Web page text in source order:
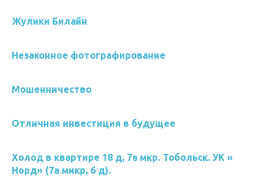
Жулики Билайн
Незаконное фотографирование
Мошенничество
Отличная инвестиция в будущее
Холод в квартире 18 д, 7а мкр. Тобольск. УК »
Норд» (7а микр, 6 д).